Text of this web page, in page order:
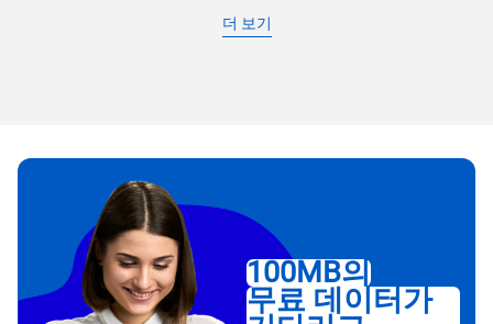
더 보기
100MB의
무료 데이터가